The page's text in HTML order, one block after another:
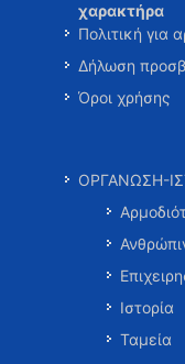
χαρακτήρα
Πολιτική για
Δήλωση
Όροι χρήσης
ΟΡΓΑΝΩΣΗ-
Ιστορία
Ταμεία